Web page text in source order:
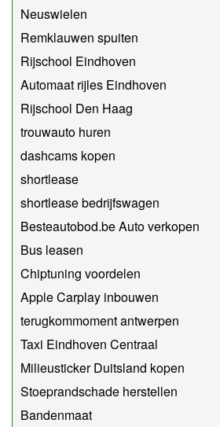
Neuswielen
Remklauwen spuiten
Rijschool Eindhoven
Automaat rijles Eindhoven
Rijschool Den Haag
trouwauto huren
dashcams kopen
shortlease
shortlease bedrijfswagen
Besteautobod.be Auto verkopen
Bus leasen
Chiptuning voordelen
Apple Carplay inbouwen
terugkommoment antwerpen
Taxi Eindhoven Centraal
Milieusticker Duitsland kopen
Stoeprandschade herstellen
Bandenmaat